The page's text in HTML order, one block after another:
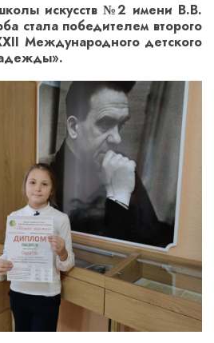
искусств №2 имени В.В.
стала победителем второго
Международного детского